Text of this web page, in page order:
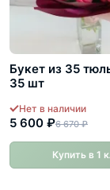
Букет из 35
35 шт
Нет в наличии
5 600 ₽6 670 ₽
Купить в 1